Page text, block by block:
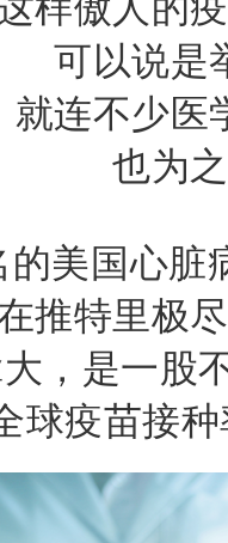
可以说是
就连不少医
也为
的美国心脏
推特里极
，是一股
球疫苗接